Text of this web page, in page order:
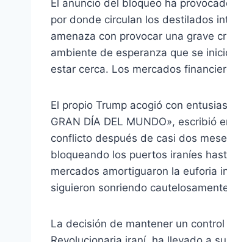
El anuncio del bloqueo ha
por donde circulan los destilados
amenaza con provocar una grave
ambiente de esperanza que se
estar cerca. Los mercados
El propio Trump acogió con
GRAN DÍA DEL MUNDO»,
conflicto después de casi dos
bloqueando los puertos iraníes
mercados amortiguaron la euforia
siguieron sonriendo
La decisión de mantener un